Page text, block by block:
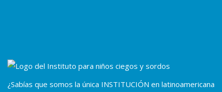
¿Sabías que somos la única INSTITUCIÓN en latinoamericana